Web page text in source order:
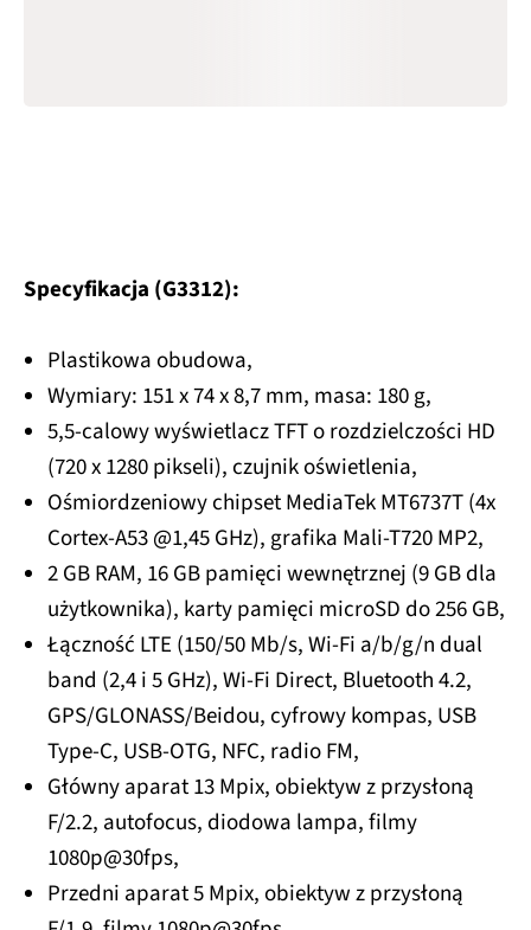
Specyfikacja (G3312):
Plastikowa obudowa,
Wymiary: 151 x 74 x 8,7 mm, masa: 180 g,
5,5-calowy wyświetlacz TFT o rozdzielczości HD
(720 x 1280 pikseli), czujnik oświetlenia,
Ośmiordzeniowy chipset MediaTek MT6737T (4x
Cortex-A53 @1,45 GHz), grafika Mali-T720 MP2,
2 GB RAM, 16 GB pamięci wewnętrznej (9 GB dla
użytkownika), karty pamięci microSD do 256 GB,
Łączność LTE (150/50 Mb/s, Wi-Fi a/b/g/n dual
band (2,4 i 5 GHz), Wi-Fi Direct, Bluetooth 4.2,
GPS/GLONASS/Beidou, cyfrowy kompas, USB
Type-C, USB-OTG, NFC, radio FM,
Główny aparat 13 Mpix, obiektyw z przysłoną
F/2.2, autofocus, diodowa lampa, filmy
1080p@30fps,
Przedni aparat 5 Mpix, obiektyw z przysłoną
F/1.9, filmy 1080p@30fps,